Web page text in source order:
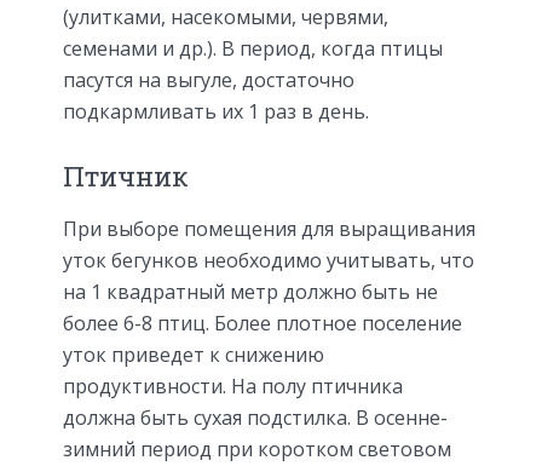
(улитками, насекомыми, червями,
семенами и др.). В период, когда птицы
пасутся на выгуле, достаточно
подкармливать их 1 раз в день.
Птичник
При выборе помещения для выращивания
уток бегунков необходимо учитывать, что
на 1 квадратный метр должно быть не
более 6-8 птиц. Более плотное поселение
уток приведет к снижению
продуктивности. На полу птичника
должна быть сухая подстилка. В осенне-
зимний период при коротком световом